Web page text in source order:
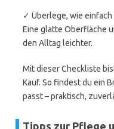
✓ Überlege, wie
Eine glatte Oberfläche
den Alltag leichter.
Mit dieser Checkliste
Kauf. So findest du ein
passt – praktisch,
Tipps zur Pflege